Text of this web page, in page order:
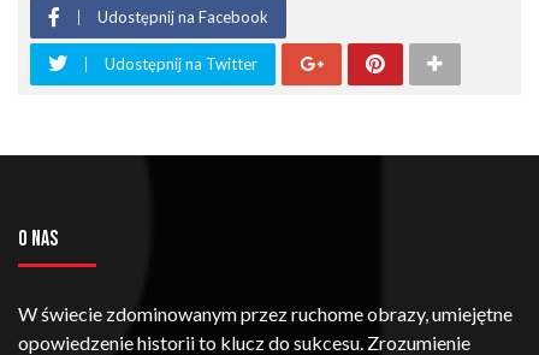
Udostępnij na Facebook
Udostępnij na Twitter
O NAS
W świecie zdominowanym przez ruchome obrazy, umiejętne
opowiedzenie historii to klucz do sukcesu. Zrozumienie